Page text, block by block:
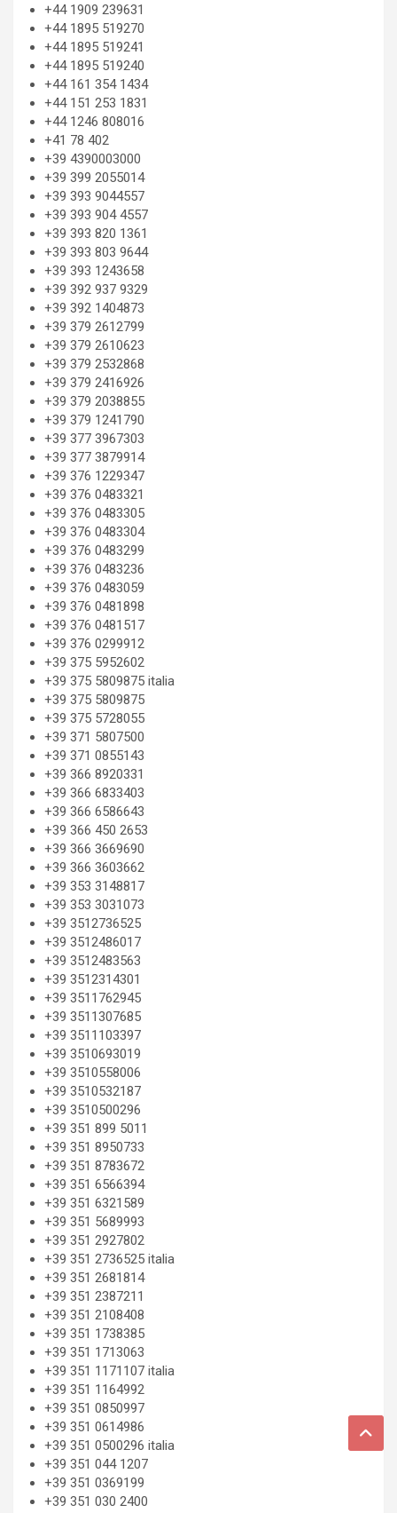
+44 1909 239631
+44 1895 519270
+44 1895 519241
+44 1895 519240
+44 161 354 1434
+44 151 253 1831
+44 1246 808016
+41 78 402
+39 4390003000
+39 399 2055014
+39 393 9044557
+39 393 904 4557
+39 393 820 1361
+39 393 803 9644
+39 393 1243658
+39 392 937 9329
+39 392 1404873
+39 379 2612799
+39 379 2610623
+39 379 2532868
+39 379 2416926
+39 379 2038855
+39 379 1241790
+39 377 3967303
+39 377 3879914
+39 376 1229347
+39 376 0483321
+39 376 0483305
+39 376 0483304
+39 376 0483299
+39 376 0483236
+39 376 0483059
+39 376 0481898
+39 376 0481517
+39 376 0299912
+39 375 5952602
+39 375 5809875 italia
+39 375 5809875
+39 375 5728055
+39 371 5807500
+39 371 0855143
+39 366 8920331
+39 366 6833403
+39 366 6586643
+39 366 450 2653
+39 366 3669690
+39 366 3603662
+39 353 3148817
+39 353 3031073
+39 3512736525
+39 3512486017
+39 3512483563
+39 3512314301
+39 3511762945
+39 3511307685
+39 3511103397
+39 3510693019
+39 3510558006
+39 3510532187
+39 3510500296
+39 351 899 5011
+39 351 8950733
+39 351 8783672
+39 351 6566394
+39 351 6321589
+39 351 5689993
+39 351 2927802
+39 351 2736525 italia
+39 351 2681814
+39 351 2387211
+39 351 2108408
+39 351 1738385
+39 351 1713063
+39 351 1171107 italia
+39 351 1164992
+39 351 0850997
+39 351 0614986
+39 351 0500296 italia
+39 351 044 1207
+39 351 0369199
+39 351 030 2400